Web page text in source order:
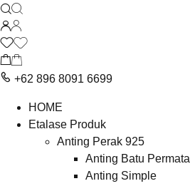
+62 896 8091 6699
HOME
Etalase Produk
Anting Perak 925
Anting Batu Permata
Anting Simple